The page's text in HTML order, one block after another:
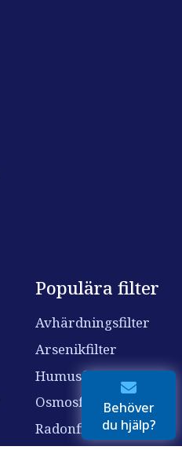
Populära filter
Avhärdningsfilter
Arsenikfilter
Humusfilter
Osmosfilter
Radonfilter
Behöver
du hjälp?